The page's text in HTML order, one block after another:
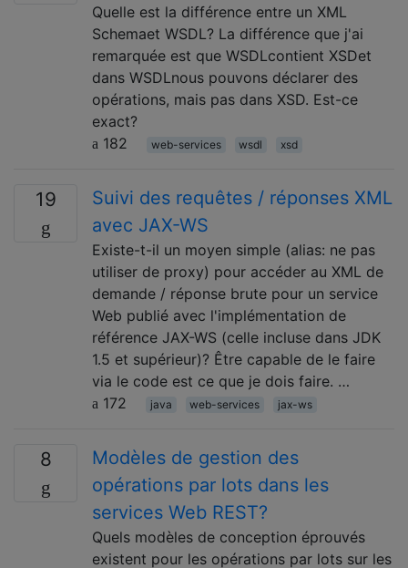
Quelle est la différence entre un XML
Schemaet WSDL? La différence que j'ai
remarquée est que WSDLcontient XSDet
dans WSDLnous pouvons déclarer des
opérations, mais pas dans XSD. Est-ce
exact?
182
web-services wsdl xsd
19
Suivi des requêtes / réponses XML
avec JAX-WS
Existe-t-il un moyen simple (alias: ne pas
utiliser de proxy) pour accéder au XML de
demande / réponse brute pour un service
Web publié avec l'implémentation de
référence JAX-WS (celle incluse dans JDK
1.5 et supérieur)? Être capable de le faire
via le code est ce que je dois faire. …
172
java web-services jax-ws
8
Modèles de gestion des
opérations par lots dans les
services Web REST?
Quels modèles de conception éprouvés
existent pour les opérations par lots sur les